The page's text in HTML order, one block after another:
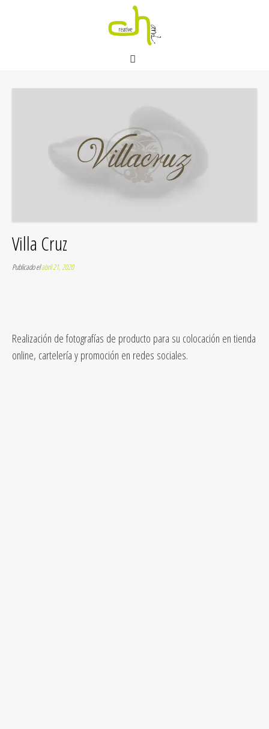
Villa Cruz
Publicado elabril 21, 2020
Realización de fotografías de producto para su colocación en tienda
online, cartelería y promoción en redes sociales.